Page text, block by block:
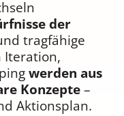
der
tragfähige
Iteration,
werden aus
Konzepte–
Aktionsplan.